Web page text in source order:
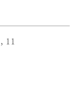
, 11